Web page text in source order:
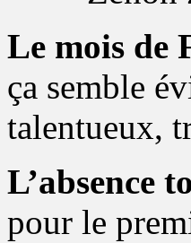
Le mois de
ça semble
talentueux,
L’absence
pour le